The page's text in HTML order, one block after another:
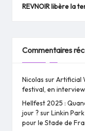
REVNOIR libère la
Commentaires
Nicolas surArtificial
festival, en interview
Hellfest 2025 :
jour ? surLinkin
pour le Stade de